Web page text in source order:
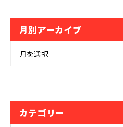
月別アーカイブ
月を選択
カテゴリー